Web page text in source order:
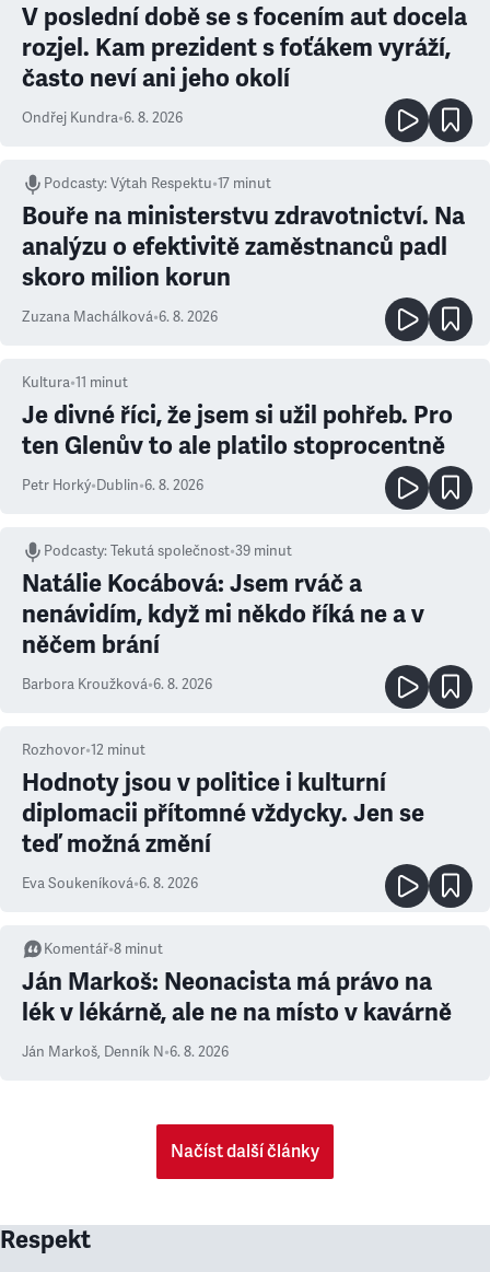
V poslední době se s focením aut docela
rozjel. Kam prezident s foťákem vyráží,
často neví ani jeho okolí
Ondřej Kundra•6. 8. 2026
Podcasty:Výtah Respektu•17 minut
Bouře na ministerstvu zdravotnictví. Na
analýzu o efektivitě zaměstnanců padl
skoro milion korun
Zuzana Machálková•6. 8. 2026
Kultura•11 minut
Je divné říci, že jsem si užil pohřeb. Pro
ten Glenův to ale platilo stoprocentně
Petr Horký•Dublin•6. 8. 2026
Podcasty:Tekutá společnost•39 minut
Natálie Kocábová: Jsem rváč a
nenávidím, když mi někdo říká ne a v
něčem brání
Barbora Kroužková•6. 8. 2026
Rozhovor•12 minut
Hodnoty jsou v politice i kulturní
diplomacii přítomné vždycky. Jen se
teď možná změní
Eva Soukeníková•6. 8. 2026
Komentář•8 minut
Ján Markoš: Neonacista má právo na
lék v lékárně, ale ne na místo v kavárně
Ján Markoš, Denník N•6. 8. 2026
Načíst další články
Respekt